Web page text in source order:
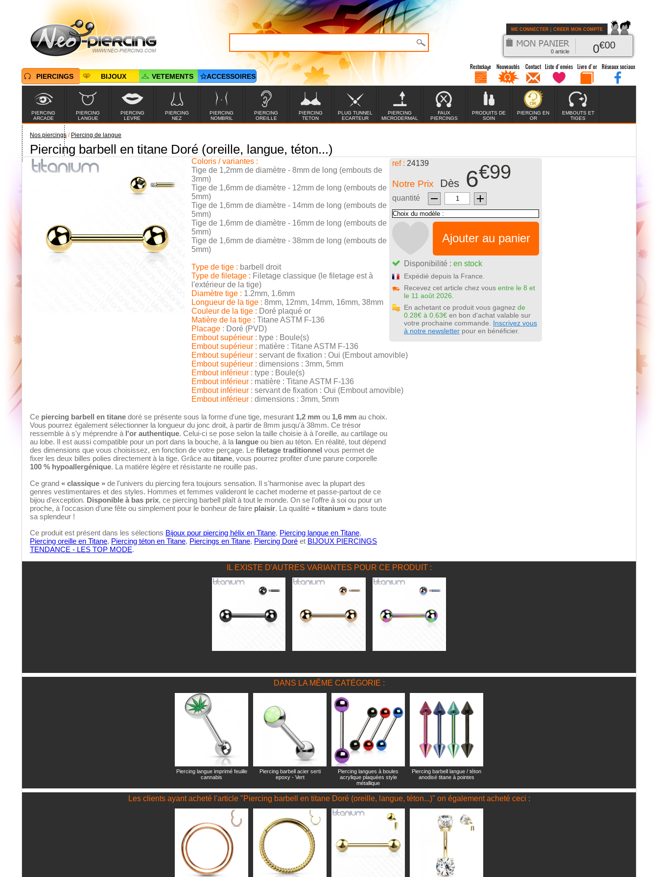
0 article 0€00
ME CONNECTER CREER MON COMPTE
PIERCINGS
PIERCING
ARCADE
PIERCING
LANGUE
PIERCING
LEVRE
PIERCING
NEZ
PIERCING
NOMBRIL
PIERCING
OREILLE
PIERCING
TETON
PLUG TUNNEL
ECARTEUR
PIERCING
MICRODERMAL
FAUX
PIERCINGS
PRODUITS DE
SOIN
PIERCING EN
OR
EMBOUTS ET
TIGES
PIERCINGS EN
PROMOTION
BIJOUX VETEMENTS ACCESSOIRES
Nos piercings / Piercing de langue
Piercing barbell en titane Doré (oreille, langue, téton...)
ref : 24139
Notre Prix Dès 6€99
quantité
Ajouter au panier
Disponibilité : en stock
Expédié depuis la France.
Recevez cet article chez vous entre le 8 et
le 11 août 2026.
En achetant ce produit vous gagnez de
0.28€ à 0.63€ en bon d'achat valable sur
votre prochaine commande. Inscrivez vous
à notre newsletter pour en bénéficier.
Coloris / variantes :
Tige de 1,2mm de diamètre - 8mm de long (embouts de
3mm)
Tige de 1,6mm de diamètre - 12mm de long (embouts de
5mm)
Tige de 1,6mm de diamètre - 14mm de long (embouts de
5mm)
Tige de 1,6mm de diamètre - 16mm de long (embouts de
5mm)
Tige de 1,6mm de diamètre - 38mm de long (embouts de
5mm)
Type de tige : barbell droit
Type de filetage : Filetage classique (le filetage est à
l'extérieur de la tige)
Diamètre tige : 1.2mm, 1.6mm
Longueur de la tige : 8mm, 12mm, 14mm, 16mm, 38mm
Couleur de la tige : Doré plaqué or
Matière de la tige : Titane ASTM F-136
Placage : Doré (PVD)
Embout supérieur : type : Boule(s)
Embout supérieur : matière : Titane ASTM F-136
Embout supérieur : servant de fixation : Oui (Embout amovible)
Embout supérieur : dimensions : 3mm, 5mm
Embout inférieur : type : Boule(s)
Embout inférieur : matière : Titane ASTM F-136
Embout inférieur : servant de fixation : Oui (Embout amovible)
Embout inférieur : dimensions : 3mm, 5mm
Ce piercing barbell en titane doré se présente sous la forme d'une tige, mesurant 1,2 mm ou 1,6 mm au choix.
Vous pourrez également sélectionner la longueur du jonc droit, à partir de 8mm jusqu'à 38mm. Ce trésor
ressemble à s'y méprendre à l'or authentique. Celui-ci se pose selon la taille choisie à à l'oreille, au cartilage ou
au lobe. Il est aussi compatible pour un port dans la bouche, à la langue ou bien au téton. En réalité, tout dépend
des dimensions que vous choisissez, en fonction de votre perçage. Le filetage traditionnel vous permet de
fixer les deux billes polies directement à la tige. Grâce au titane, vous pourrez profiter d'une parure corporelle
100 % hypoallergénique. La matière légère et résistante ne rouille pas.
Ce grand « classique » de l'univers du piercing fera toujours sensation. Il s'harmonise avec la plupart des
genres vestimentaires et des styles. Hommes et femmes valideront le cachet moderne et passe-partout de ce
bijou d'exception. Disponible à bas prix, ce piercing barbell plaît à tout le monde. On se l'offre à soi ou pour un
proche, à l'occasion d'une fête ou simplement pour le bonheur de faire plaisir. La qualité « titanium » dans toute
sa splendeur !
Ce produit est présent dans les sélections Bijoux pour piercing hélix en Titane, Piercing langue en Titane,
Piercing oreille en Titane, Piercing téton en Titane, Piercings en Titane, Piercing Doré et BIJOUX PIERCINGS
TENDANCE - LES TOP MODE.
IL EXISTE D'AUTRES VARIANTES POUR CE PRODUIT :
DANS LA MÊME CATÉGORIE :
Piercing langue imprimé feuille
cannabis
Piercing barbell acier serti
epoxy - Vert
Piercing langues à boules
acrylique plaquées style
métallique
Piercing barbell langue / téton
anodisé titane à pointes
Les clients ayant acheté l'article "Piercing barbell en titane Doré (oreille, langue, téton...)" on également acheté ceci :